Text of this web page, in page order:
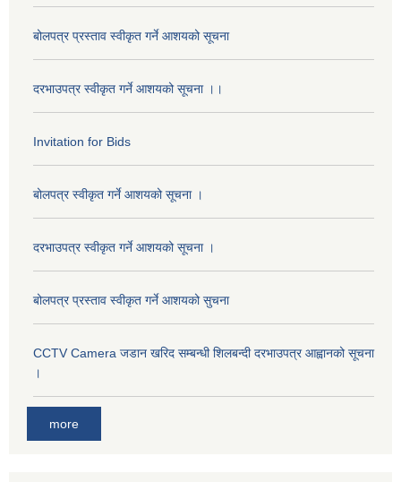
बोलपत्र प्रस्ताव स्वीकृत गर्ने आशयको सूचना
दरभाउपत्र स्वीकृत गर्ने आशयको सूचना ।।
Invitation for Bids
बोलपत्र स्वीकृत गर्ने आशयको सूचना ।
दरभाउपत्र स्वीकृत गर्ने आशयको सूचना ।
बोलपत्र प्रस्ताव स्वीकृत गर्ने आशयको सुचना
CCTV Camera जडान खरिद सम्बन्धी शिलबन्दी दरभाउपत्र आह्वानको सूचना
।
more